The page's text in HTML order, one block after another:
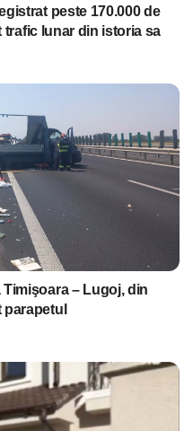
peste 170.000 de
trafic lunar din istoria sa
– Lugoj, din